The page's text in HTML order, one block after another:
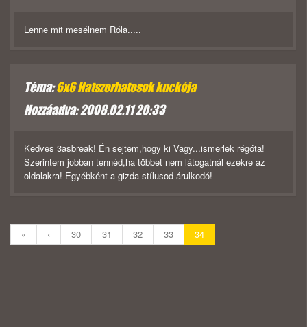
Lenne mit mesélnem Róla.....
Téma:6x6 Hatszorhatosok kuckója
Hozzáadva: 2008.02.11 20:33
Kedves 3asbreak! Én sejtem,hogy ki Vagy...ismerlek régóta!
Szerintem jobban tennéd,ha többet nem látogatnál ezekre az
oldalakra! Egyébként a gizda stílusod árulkodó!
« ‹ 30 31 32 33 34